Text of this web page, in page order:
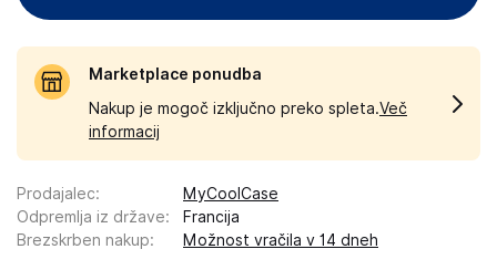
Marketplace ponudba
Nakup je mogoč izključno preko spleta.Več
informacij
Prodajalec:
MyCoolCase
Odpremlja iz države:
Francija
Brezskrben nakup: Možnost vračila v 14 dneh